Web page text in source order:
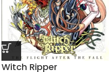
Witch Ripper